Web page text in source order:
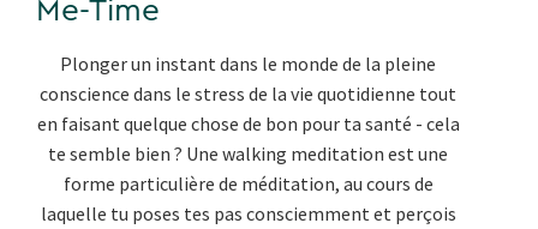
Me-Time
Plonger un instant dans le monde de la pleine
conscience dans le stress de la vie quotidienne tout
en faisant quelque chose de bon pour ta santé - cela
te semble bien ? Une walking meditation est une
forme particulière de méditation, au cours de
laquelle tu poses tes pas consciemment et perçois